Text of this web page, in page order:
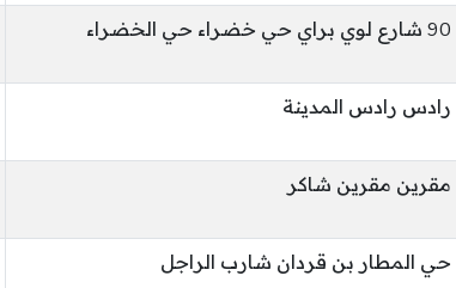
90 شارع لوي براي حي خضراء حي الخضراء
رادس رادس المدينة
مقرين مقرين شاكر
حي المطار بن قردان شارب الراجل